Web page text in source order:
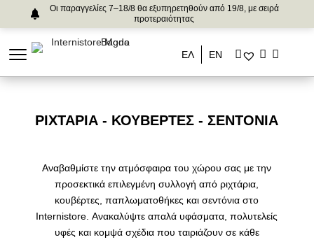
Οι παραγγελίες 7–18/8 θα εξυπηρετηθούν από 19/8, με σειρά
προτεραιότητας
ΕΛ ΕΝ
ΡΙΧΤΆΡΙΑ - ΚΟΥΒΈΡΤΕΣ - ΣΕΝΤΌΝΙΑ
Αναβαθμίστε την ατμόσφαιρα του χώρου σας με την
προσεκτικά επιλεγμένη συλλογή από ριχτάρια,
κουβέρτες, παπλωματοθήκες και σεντόνια στο
Internistore. Ανακαλύψτε απαλά υφάσματα, πολυτελείς
υφές και κομψά σχέδια που ταιριάζουν σε κάθε